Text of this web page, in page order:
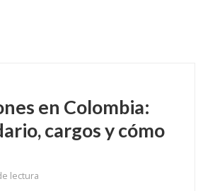
en Colombia:
cargos y cómo
lectura